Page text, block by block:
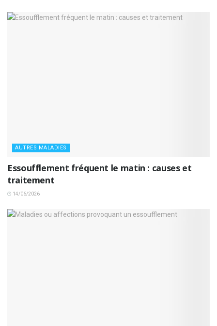
AUTRES MALADIES
Essoufflement fréquent le matin : causes et
traitement
14/06/2026